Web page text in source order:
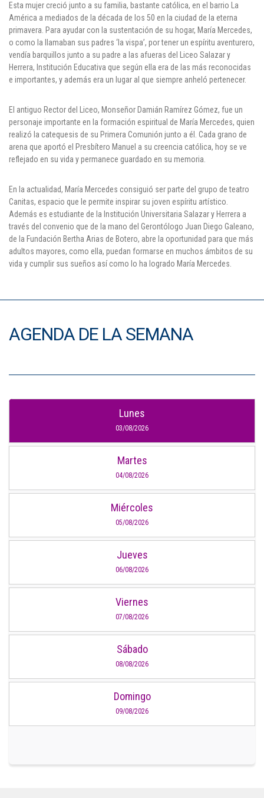
Esta mujer creció junto a su familia, bastante católica, en el barrio La
América a mediados de la década de los 50 en la ciudad de la eterna
primavera. Para ayudar con la sustentación de su hogar, María Mercedes,
o como la llamaban sus padres ‘la vispa’, por tener un espíritu aventurero,
vendía barquillos junto a su padre a las afueras del Liceo Salazar y
Herrera, Institución Educativa que según ella era de las más reconocidas
e importantes, y además era un lugar al que siempre anheló pertenecer.
El antiguo Rector del Liceo, Monseñor Damián Ramírez Gómez, fue un
personaje importante en la formación espiritual de María Mercedes, quien
realizó la catequesis de su Primera Comunión junto a él. Cada grano de
arena que aportó el Presbítero Manuel a su creencia católica, hoy se ve
reflejado en su vida y permanece guardado en su memoria.
En la actualidad, María Mercedes consiguió ser parte del grupo de teatro
Canitas, espacio que le permite inspirar su joven espíritu artístico.
Además es estudiante de la Institución Universitaria Salazar y Herrera a
través del convenio que de la mano del Gerontólogo Juan Diego Galeano,
de la Fundación Bertha Arias de Botero, abre la oportunidad para que más
adultos mayores, como ella, puedan formarse en muchos ámbitos de su
vida y cumplir sus sueños así como lo ha logrado María Mercedes.
AGENDA DE LA SEMANA
Lunes
03/08/2026
Martes
04/08/2026
Miércoles
05/08/2026
Jueves
06/08/2026
Viernes
07/08/2026
Sábado
08/08/2026
Domingo
09/08/2026
Contáctanos
Comunícate con nosotros
Línea de Atención al Cliente
(+57) (4) 4 600 700
Medellín - Colombia - Suramérica
Inscripciones permanentes